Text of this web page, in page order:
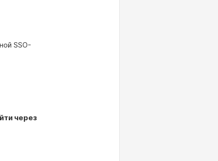
SSO-
через